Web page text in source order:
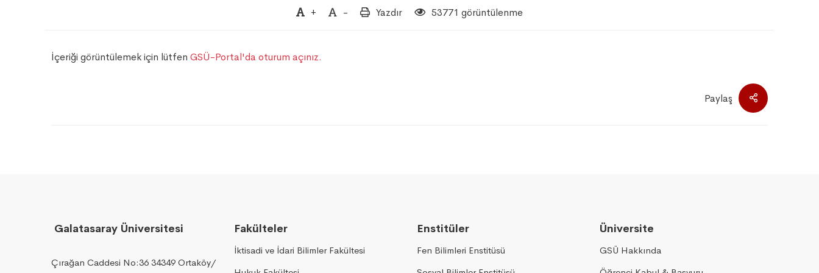
+ - Yazdır 53771 görüntülenme
İçeriği görüntülemek için lütfen GSÜ-Portal'da oturum açınız.
Paylaş
Galatasaray Üniversitesi
Çırağan Caddesi No:36 34349 Ortaköy/
Fakülteler
İktisadi ve İdari Bilimler Fakültesi
Enstitüler
Fen Bilimleri Enstitüsü
Üniversite
GSÜ Hakkında